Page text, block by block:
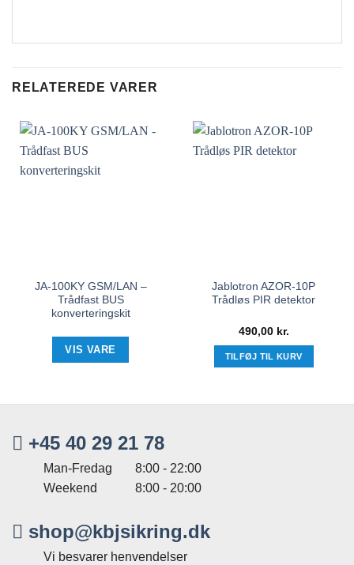
RELATEREDE VARER
JA-100KY GSM/LAN –
Trådfast BUS
konverteringskit
VIS VARE
Jablotron AZOR-10P
Trådløs PIR detektor
490,00 kr.
TILFØJ TIL KURV
+45 40 29 21 78
Man-Fredag
8:00 - 22:00
Weekend
8:00 - 20:00
shop@kbjsikring.dk
Vi besvarer henvendelser